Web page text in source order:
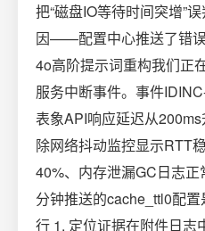
把“磁盘IO等待时间突增”
因——配置中心推送了错
4o高阶提示词重构我们正
服务中断事件。事件
表象API响应延迟从
除网络抖动监控显示RTT
40%、内存泄漏GC日志
分钟推送的cache_ttl0配
行 1. 定位证据在附件日志